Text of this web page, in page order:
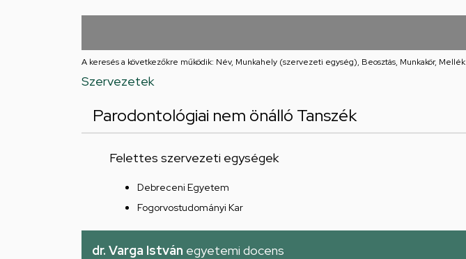
Iskolája
feladatellátási
A keresés a következőkre működik: Név, Munkahely (szervezeti egység), Beosztás, Munkakör, Mellék
Szervezetek
Parodontológiai nem önálló Tanszék
Felettes szervezeti egységek
Debreceni Egyetem
Fogorvostudományi Kar
dr. Varga István egyetemi docens